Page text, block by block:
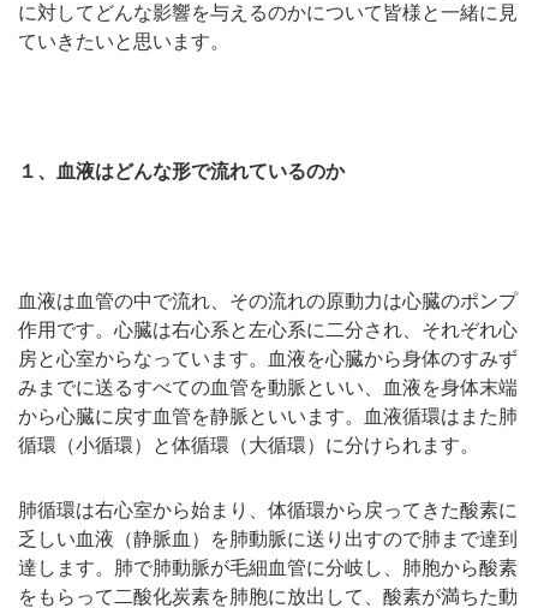
に対してどんな影響を与えるのかについて皆様と一緒に見
ていきたいと思います。
１、血液はどんな形で流れているのか
血液は血管の中で流れ、その流れの原動力は心臓のポンプ
作用です。心臓は右心系と左心系に二分され、それぞれ心
房と心室からなっています。血液を心臓から身体のすみず
みまでに送るすべての血管を動脈といい、血液を身体末端
から心臓に戻す血管を静脈といいます。血液循環はまた肺
循環（小循環）と体循環（大循環）に分けられます。
肺循環は右心室から始まり、体循環から戻ってきた酸素に
乏しい血液（静脈血）を肺動脈に送り出すので肺まで達到
達します。肺で肺動脈が毛細血管に分岐し、肺胞から酸素
をもらって二酸化炭素を肺胞に放出して、酸素が満ちた動